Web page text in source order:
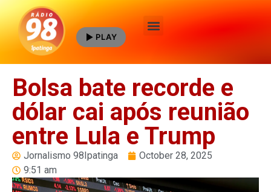
PLAY
Bolsa bate recorde e
dólar cai após reunião
entre Lula e Trump
Jornalismo 98Ipatinga
October 28, 2025
9:51 am